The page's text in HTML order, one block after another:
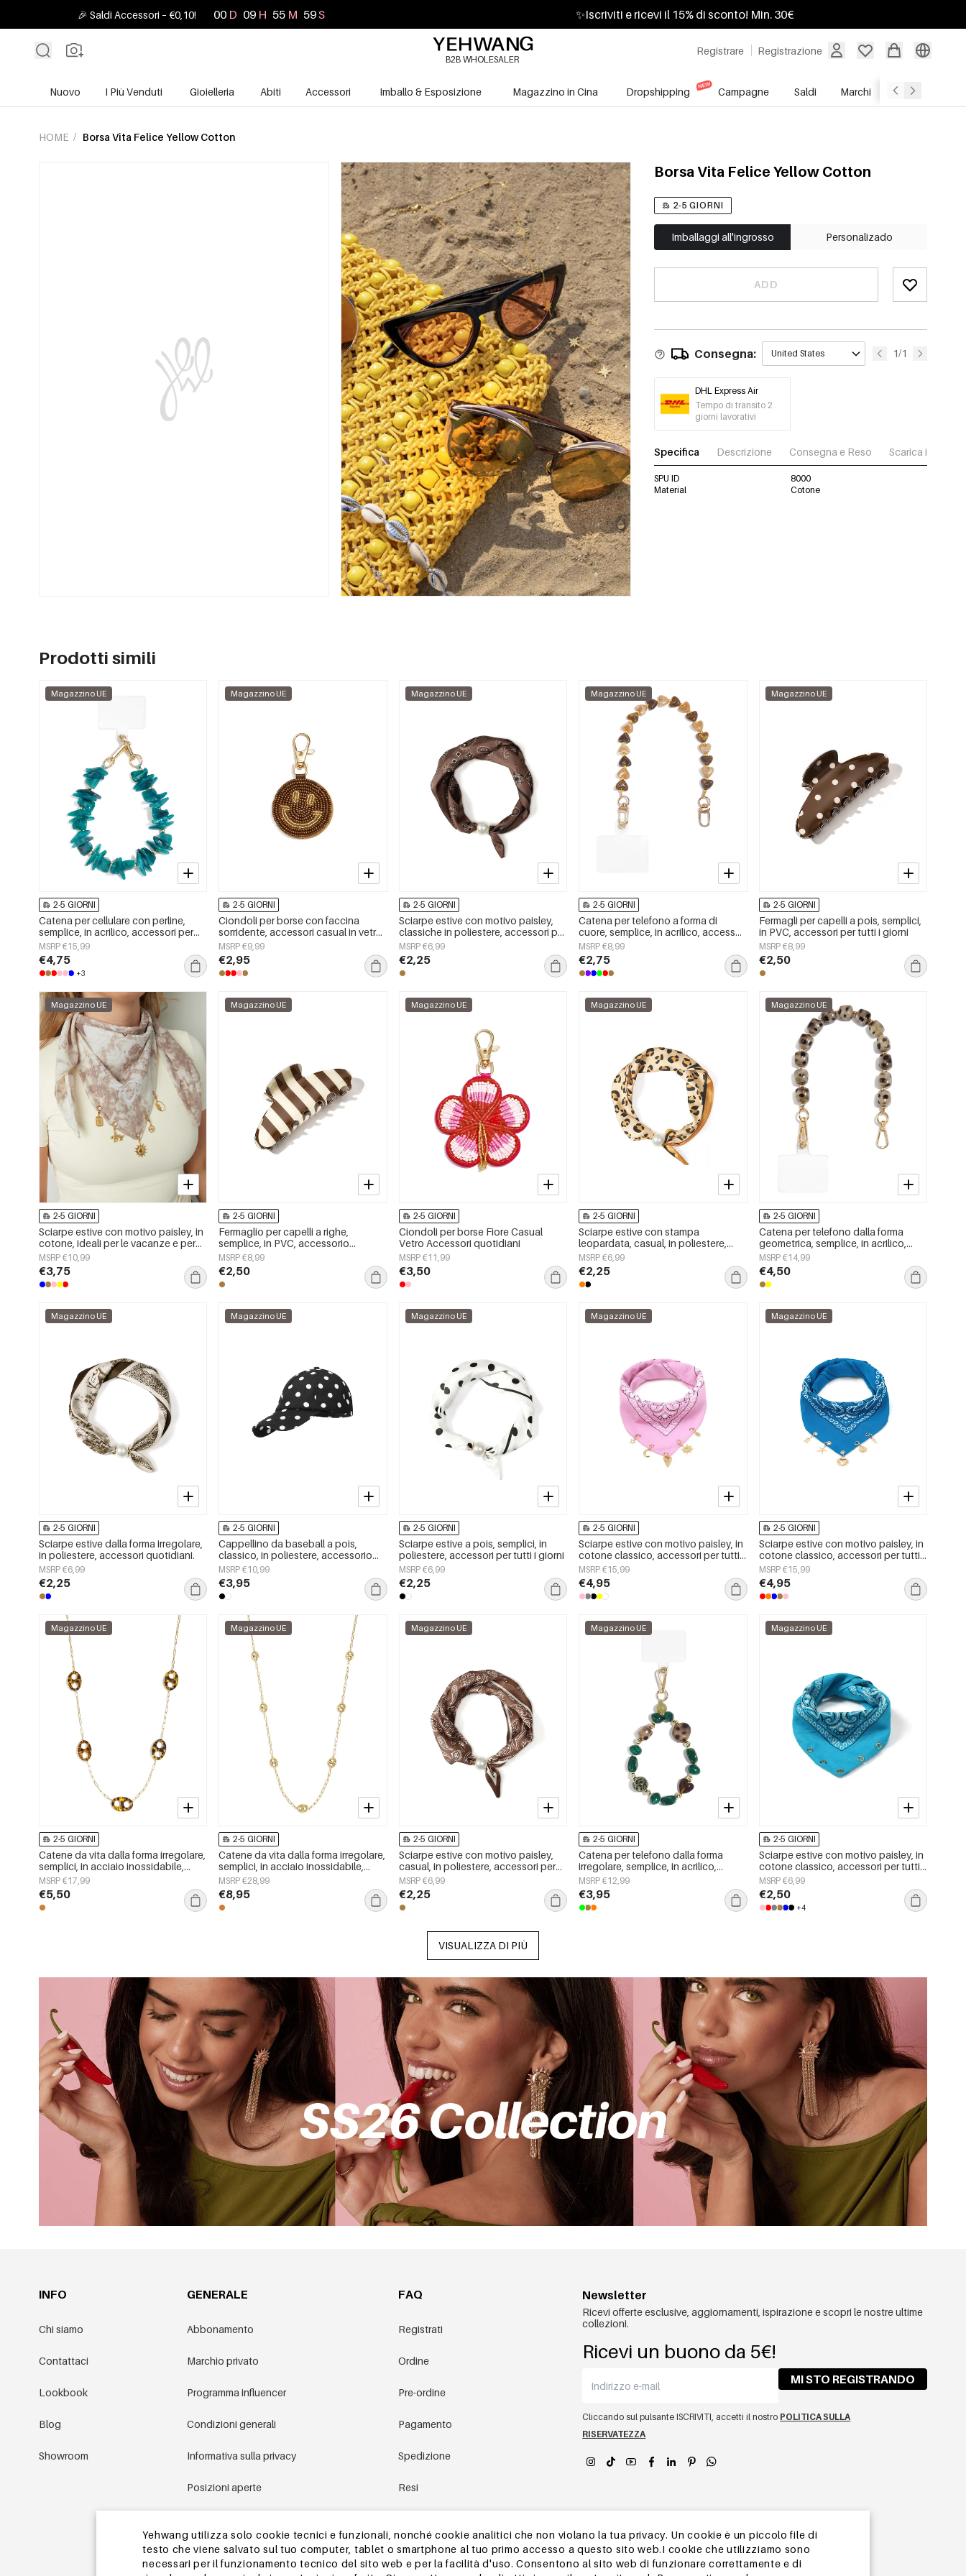
🎉 Saldi Accessori – €0,10! 00 D 09 H 55 M 58S ✨Iscriviti e ricevi il 15% di sconto! Min. 30€
Registrare Registrazione
B2B WHOLESALER
Nuovo I Più Venduti Gioielleria Abiti Accessori Imballo & Esposizione Magazzino in Cina Dropshipping Campagne Saldi Marchi Servizio
Yehwang utilizza solo cookie tecnici e funzionali, nonché cookie analitici che non violano la tua privacy. Un cookie è un piccolo file di
testo che viene salvato sul tuo computer, tablet o smartphone al tuo primo accesso a questo sito web.I cookie che utilizziamo sono
necessari per il funzionamento tecnico del sito web e per la facilità d'uso. Consentono al sito web di funzionare correttamente e di
HOME / Borsa Vita Felice Yellow Cotton
Borsa Vita Felice Yellow Cotton
2-5 GIORNI
Imballaggi all'ingrosso Personalizado
ADD
Consegna: United States 1/1
DHL Express Air
Tempo di transito 2
giorni lavorativi
Specifica Descrizione Consegna e Reso Scarica immagini
SPU ID
8000
Material
Cotone
Prodotti simili
Magazzino UE
2-5 GIORNI
Catena per cellulare con perline,
semplice, in acrilico, accessori per
tutti i giorni
MSRP €15,99
€4,75
+3
Magazzino UE
2-5 GIORNI
Ciondoli per borse con faccina
sorridente, accessori casual in vetro
per tutti i giorni
MSRP €9,99
€2,95
Magazzino UE
2-5 GIORNI
Sciarpe estive con motivo paisley,
classiche in poliestere, accessori per
tutti i giorni.
MSRP €6,99
€2,25
Magazzino UE
2-5 GIORNI
Catena per telefono a forma di
cuore, semplice, in acrilico, accessori
per tutti i giorni
MSRP €8,99
€2,75
Magazzino UE
2-5 GIORNI
Fermagli per capelli a pois, semplici,
in PVC, accessori per tutti i giorni
MSRP €8,99
€2,50
Magazzino UE
2-5 GIORNI
Sciarpe estive con motivo paisley, in
cotone, ideali per le vacanze e per
tutti i giorni.
MSRP €10,99
€3,75
Magazzino UE
2-5 GIORNI
Fermaglio per capelli a righe,
semplice, in PVC, accessorio
quotidiano
MSRP €8,99
€2,50
Magazzino UE
2-5 GIORNI
Ciondoli per borse Fiore Casual
Vetro Accessori quotidiani
MSRP €11,99
€3,50
Magazzino UE
2-5 GIORNI
Sciarpe estive con stampa
leopardata, casual, in poliestere,
accessori per tutti i giorni
MSRP €6,99
€2,25
Magazzino UE
2-5 GIORNI
Catena per telefono dalla forma
geometrica, semplice, in acrilico,
accessori per tutti i giorni
MSRP €14,99
€4,50
Magazzino UE
2-5 GIORNI
Sciarpe estive dalla forma irregolare,
in poliestere, accessori quotidiani.
MSRP €6,99
€2,25
Magazzino UE
2-5 GIORNI
Cappellino da baseball a pois,
classico, in poliestere, accessorio
per tutti i giorni
MSRP €10,99
€3,95
Magazzino UE
2-5 GIORNI
Sciarpe estive a pois, semplici, in
poliestere, accessori per tutti i giorni
MSRP €6,99
€2,25
Magazzino UE
2-5 GIORNI
Sciarpe estive con motivo paisley, in
cotone classico, accessori per tutti i
giorni
MSRP €15,99
€4,95
Magazzino UE
2-5 GIORNI
Sciarpe estive con motivo paisley, in
cotone classico, accessori per tutti i
giorni
MSRP €15,99
€4,95
Magazzino UE
2-5 GIORNI
Catene da vita dalla forma irregolare,
semplici, in acciaio inossidabile,
accessori per tutti i giorni
MSRP €17,99
€5,50
Magazzino UE
2-5 GIORNI
Catene da vita dalla forma irregolare,
semplici, in acciaio inossidabile,
accessori per tutti i giorni
MSRP €28,99
€8,95
Magazzino UE
2-5 GIORNI
Sciarpe estive con motivo paisley,
casual, in poliestere, accessori per
tutti i giorni
MSRP €6,99
€2,25
Magazzino UE
2-5 GIORNI
Catena per telefono dalla forma
irregolare, semplice, in acrilico,
accessorio quotidiano
MSRP €12,99
€3,95
Magazzino UE
2-5 GIORNI
Sciarpe estive con motivo paisley, in
cotone classico, accessori per tutti i
giorni
MSRP €6,99
€2,50
+4
VISUALIZZA DI PIÙ
INFO
Chi siamo
Contattaci
Lookbook
Blog
Showroom
GENERALE
Abbonamento
Marchio privato
Programma influencer
Condizioni generali
Informativa sulla privacy
Posizioni aperte
Mappa del sito
FAQ
Registrati
Ordine
Pre-ordine
Pagamento
Spedizione
Resi
Altre domande
Newsletter
Ricevi offerte esclusive, aggiornamenti, ispirazione e scopri le nostre ultime
collezioni.
Ricevi un buono da 5€!
MI STO REGISTRANDO
Cliccando sul pulsante ISCRIVITI, accetti il ​​nostro POLITICA SULLA
RISERVATEZZA
YEHWANG app